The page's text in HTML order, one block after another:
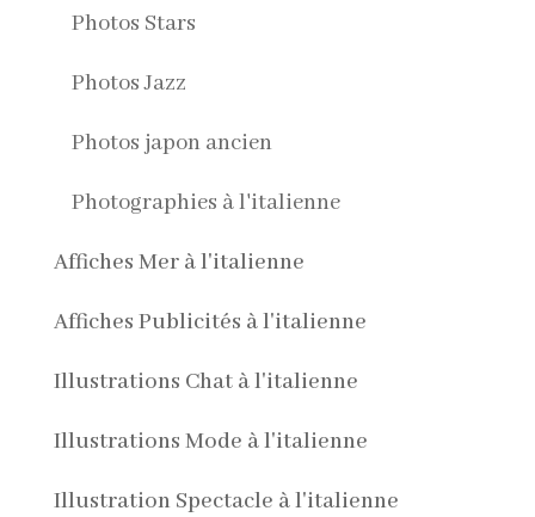
Photos Stars
Photos Jazz
Photos japon ancien
Photographies à l'italienne
Affiches Mer à l'italienne
Affiches Publicités à l'italienne
Illustrations Chat à l'italienne
Illustrations Mode à l'italienne
Illustration Spectacle à l'italienne